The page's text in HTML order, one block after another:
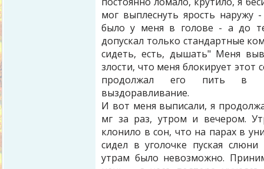
мог выплеснуть ярость наружу -
было у меня в голове - а до
допускал только стандартные
сидеть, есть, дышать" Меня
злости, что меня блокирует этот
продолжал его пить в
выздоравливание.
И вот меня выписали, я
мг за раз, утром и вечером.
клонило в сон, что на парах в
сидел в уголочке пуская слюни
утрам было невозможно.